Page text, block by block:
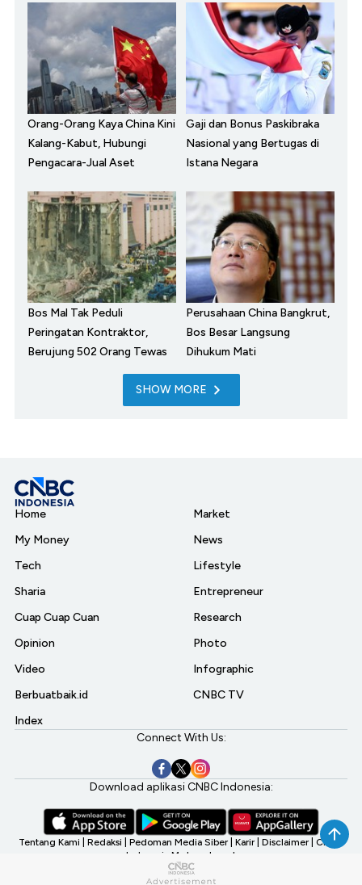
Orang-Orang Kaya China Kini
Kalang-Kabut, Hubungi
Pengacara-Jual Aset
Gaji dan Bonus Paskibraka
Nasional yang Bertugas di
Istana Negara
Bos Mal Tak Peduli
Peringatan Kontraktor,
Berujung 502 Orang Tewas
Perusahaan China Bangkrut,
Bos Besar Langsung
Dihukum Mati
SHOW MORE
Home
My Money
Tech
Sharia
Cuap Cuap Cuan
Opinion
Video
Berbuatbaik.id
Index
Market
News
Lifestyle
Entrepreneur
Research
Photo
Infographic
CNBC TV
Connect With Us:
Download aplikasi CNBC Indonesia:
Tentang Kami Redaksi Pedoman Media Siber Karir Disclaimer CNBC
Indonesia My Investment
©2026 CNBC Indonesia, A Transmedia Company